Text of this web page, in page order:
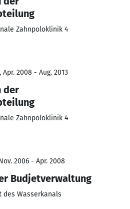
Zahnpoloklinik 4
2008 - Aug. 2013
der
Zahnpoloklinik 4
2006 - Apr. 2008
Budjetverwaltung
des Wasserkanals